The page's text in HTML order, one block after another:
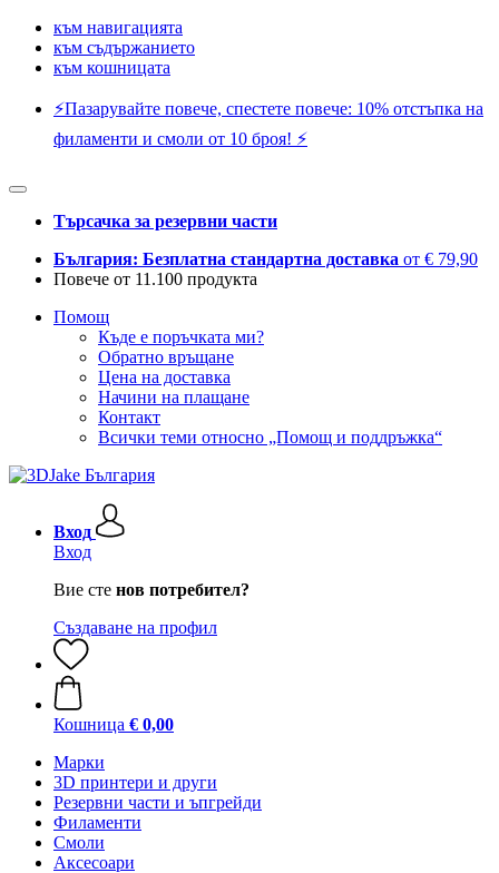
към навигацията
към съдържанието
към кошницата
⚡️Пазарувайте повече, спестете повече: 10% отстъпка на
филаменти и смоли от 10 броя! ⚡️
Търсачка за резервни части
България: Безплатна стандартна доставка от € 79,90
Повече от 11.100 продукта
Помощ
Къде е поръчката ми?
Обратно връщане
Цена на доставка
Начини на плащане
Контакт
Всички теми относно „Помощ и поддръжка“
Вход
Вход
Вие сте нов потребител?
Създаване на профил
Кошница € 0,00
Mарки
3D принтери и други
Резервни части и ъпгрейди
Филаменти
Смоли
Аксесоари